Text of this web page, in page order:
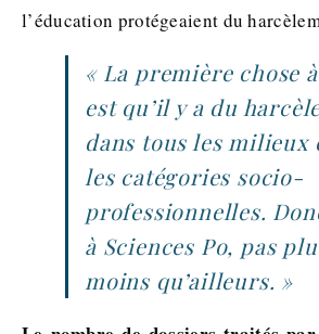
l’éducation protégeaient du
« La première chose
est qu’il y a du
dans tous les milieux
les catégories socio-
professionnelles.
à Sciences Po, pas
moins qu’ailleurs. »